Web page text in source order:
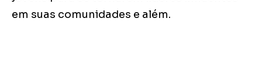
em suas comunidades e além.